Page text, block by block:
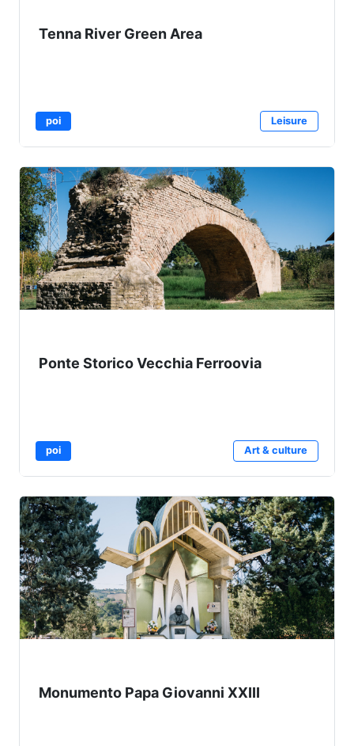
Tenna River Green Area
poi Leisure
Ponte Storico Vecchia Ferroovia
poi Art & culture
Monumento Papa Giovanni XXIII